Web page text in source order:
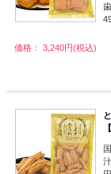
価格： 3,240円(税込)